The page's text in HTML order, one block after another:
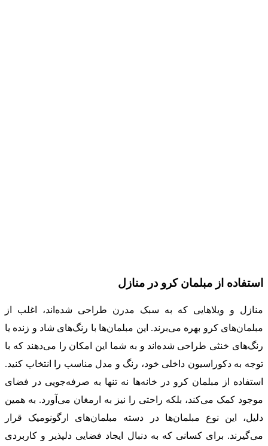
استفاده از مبلمان کرو در منازل
منازل و ویلاهایی که به سبک مدرن طراحی شده‌اند، اغلب از
مبلمان‌های کرو بهره می‌برند. این مبلمان‌ها با رنگ‌های شاد و زنده یا
رنگ‌های خنثی طراحی شده‌اند و به شما این امکان را می‌دهند که با
توجه به دکوراسیون داخلی خود، رنگ و مدل مناسب را انتخاب کنید.
استفاده از مبلمان کرو در خانه‌ها نه تنها به صرفه‌جویی در فضای
موجود کمک می‌کند، بلکه راحتی را نیز به ارمغان می‌آورد. به همین
دلیل، این نوع مبلمان‌ها در دسته مبلمان‌های ارگونومیک قرار
می‌گیرند. برای کسانی که به دنبال ایجاد فضایی دلپذیر و کاربردی